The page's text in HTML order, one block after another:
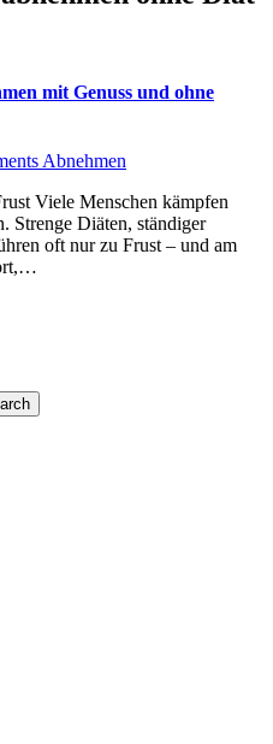
mit Genuss und ohne
Abnehmen
Viele Menschen kämpfen
Strenge Diäten, ständiger
oft nur zu Frust – und am